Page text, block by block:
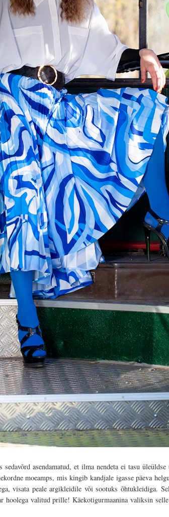
asendamatud, et ilma nendeta ei tasu
moeamps, mis kingib kandjale igasse päeva
visata peale argikleidile või sootuks õhtukleidiga.
valitud prille! Käekotigurmaanina valiksin